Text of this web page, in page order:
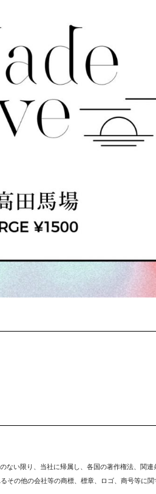
ない限り、 当社に帰属し、各国の著作権法、関
の他の会社等の商標、標章、ロゴ、商号等に